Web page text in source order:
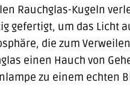
Rauchglas-Kugeln
gefertigt, um das Licht
die zum
einen Hauch von
zu einem echten